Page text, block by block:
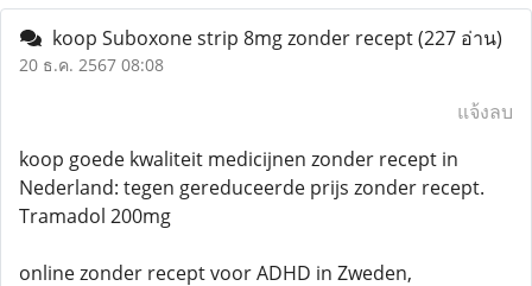
koop Suboxone strip 8mg zonder recept(227 อ่าน)
20 ธ.ค. 2567 08:08
แจ้งลบ
koop goede kwaliteit medicijnen zonder recept in
Nederland: tegen gereduceerde prijs zonder recept.
Tramadol 200mg
online zonder recept voor ADHD in Zweden,